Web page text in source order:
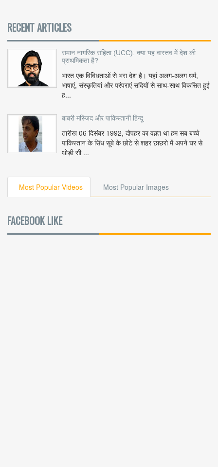
RECENT ARTICLES
समान नागरिक संहिता (UCC): क्या यह वास्तव में देश की
प्राथमिकता है?
भारत एक विविधताओं से भरा देश है। यहां अलग-अलग धर्म,
भाषाएं, संस्कृतियां और परंपराएं सदियों से साथ-साथ विकसित हुई
ह...
बाबरी मस्जिद और पाकिस्तानी हिन्दू
तारीख 06 दिसंबर 1992, दोपहर का वक़्त था हम सब बच्चे
पाकिस्तान के सिंध सूबे के छोटे से शहर छाछरो में अपने घर से
थोड़ी सी ...
Most Popular Videos Most Popular Images
FACEBOOK LIKE